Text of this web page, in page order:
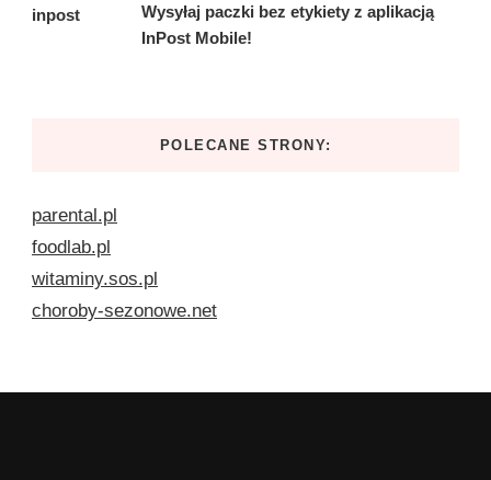
Wysyłaj paczki bez etykiety z aplikacją
InPost Mobile!
POLECANE STRONY:
parental.pl
foodlab.pl
witaminy.sos.pl
choroby-sezonowe.net